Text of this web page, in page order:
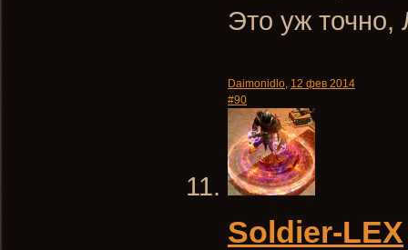
Это уж
Daimonidlo, 12 фев 2014
#90
Soldier-LEX